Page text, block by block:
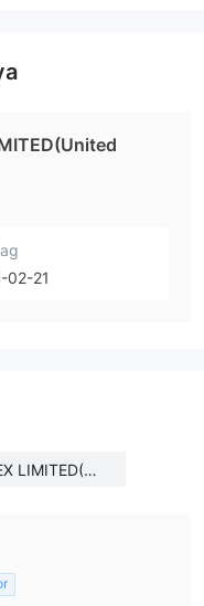
02-21
LIMITED(Un